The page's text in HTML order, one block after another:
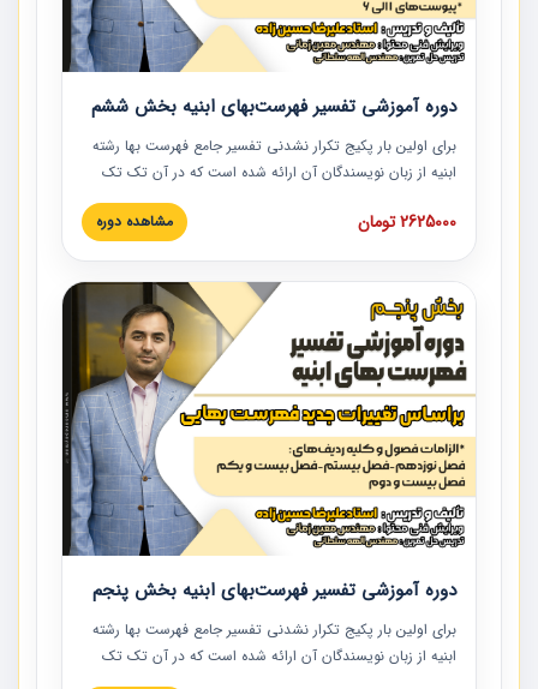
دوره آموزشی تفسیر فهرست‌بهای ابنیه بخش ششم
برای اولین بار پکیج تکرار نشدنی تفسیر جامع فهرست بها رشته
ابنیه از زبان نویسندگان آن ارائه شده است که در آن تک تک
ردیف ها و مطالب فهرست بها تفسیر و ارائه شده است. این
دوره به صورت کامل تصویری بوده و به همراه تصاویر عملیات
دوره با کلام مهندس علیرضاحسین‌زاده مدیر پروژه مهندسی
مشاور در امر بازنگری فهرست بها رشته ابنیه ارائه شده و به تمام
همکارانی که در حوزه صنعت ساخت در حال فعالیت هستند حتما
توصیه می کنیم از مطالب این دوره استفاده نمایند.
2625000 تومان مشاهده دوره
دوره آموزشی تفسیر فهرست‌بهای ابنیه بخش پنجم
برای اولین بار پکیج تکرار نشدنی تفسیر جامع فهرست بها رشته
ابنیه از زبان نویسندگان آن ارائه شده است که در آن تک تک
ردیف ها و مطالب فهرست بها تفسیر و ارائه شده است. این